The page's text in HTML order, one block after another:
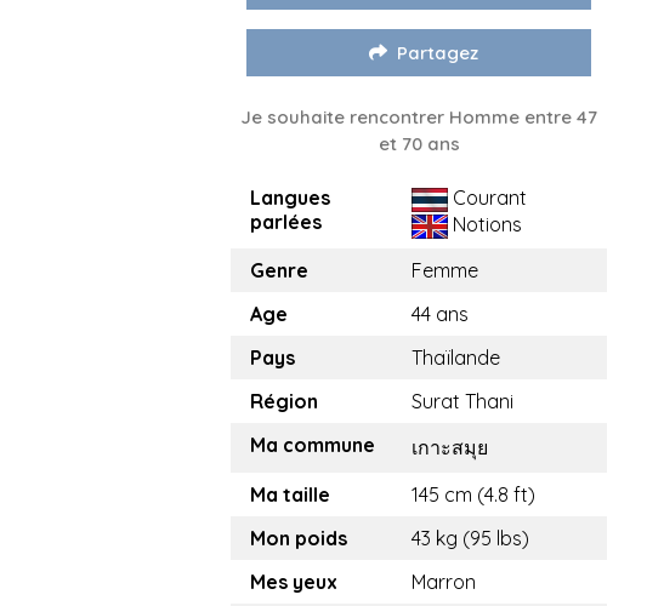
Partagez
Je souhaite rencontrer Homme entre 47
et 70 ans
Langues
parlées
Courant
Notions
Genre
Femme
Age
44 ans
Pays
Thaïlande
Région
Surat Thani
Ma commune
เกาะสมุย
Ma taille
145 cm (4.8 ft)
Mon poids
43 kg (95 lbs)
Mes yeux
Marron